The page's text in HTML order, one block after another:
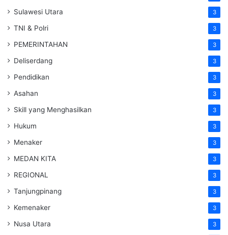
Sulawesi Utara 3
TNI & Polri 3
PEMERINTAHAN 3
Deliserdang 3
Pendidikan 3
Asahan 3
Skill yang Menghasilkan 3
Hukum 3
Menaker 3
MEDAN KITA 3
REGIONAL 3
Tanjungpinang 3
Kemenaker 3
Nusa Utara 3